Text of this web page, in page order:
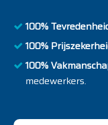
100%
100%
100%
medewerkers.